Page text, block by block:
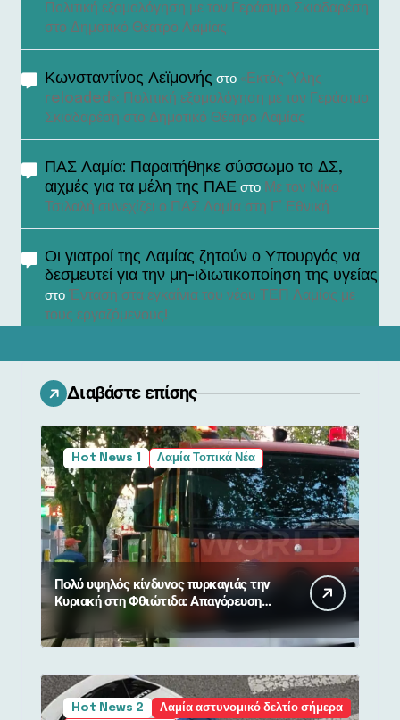
Πολιτική εξομολόγηση με τον Γεράσιμο Σκιαδαρέση
στο Δημοτικό Θέατρο Λαμίας
Κωνσταντίνος Λεϊμονής στο «Εκτός Ύλης
reloaded»: Πολιτική εξομολόγηση με τον Γεράσιμο
Σκιαδαρέση στο Δημοτικό Θέατρο Λαμίας
ΠΑΣ Λαμία: Παραιτήθηκε σύσσωμο το ΔΣ,
αιχμές για τα μέλη της ΠΑΕ στο Με τον Νίκο
Τσιλαλή συνεχίζει ο ΠΑΣ Λαμία στη Γ’ Εθνική
Οι γιατροί της Λαμίας ζητούν ο Υπουργός να
δεσμευτεί για την μη-ιδιωτικοποίηση της υγείας
στο Ένταση στα εγκαίνια του νέου ΤΕΠ Λαμίας με
τους εργαζόμενους!
Διαβάστε επίσης
Hot News 1 Λαμία Τοπικά Νέα
Πολύ υψηλός κίνδυνος πυρκαγιάς την
Κυριακή στη Φθιώτιδα: Απαγόρευση
NATURA
Hot News 2
Λαμία αστυνομικό δελτίο σήμερα